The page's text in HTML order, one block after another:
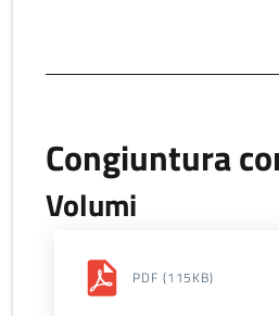
Congiuntura
Volumi
PDF (115KB)